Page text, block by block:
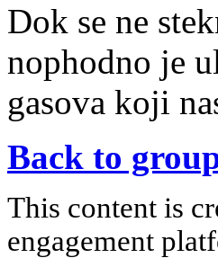
Dok se ne
nophodno je
gasova koji
Back to
This content is
engagement